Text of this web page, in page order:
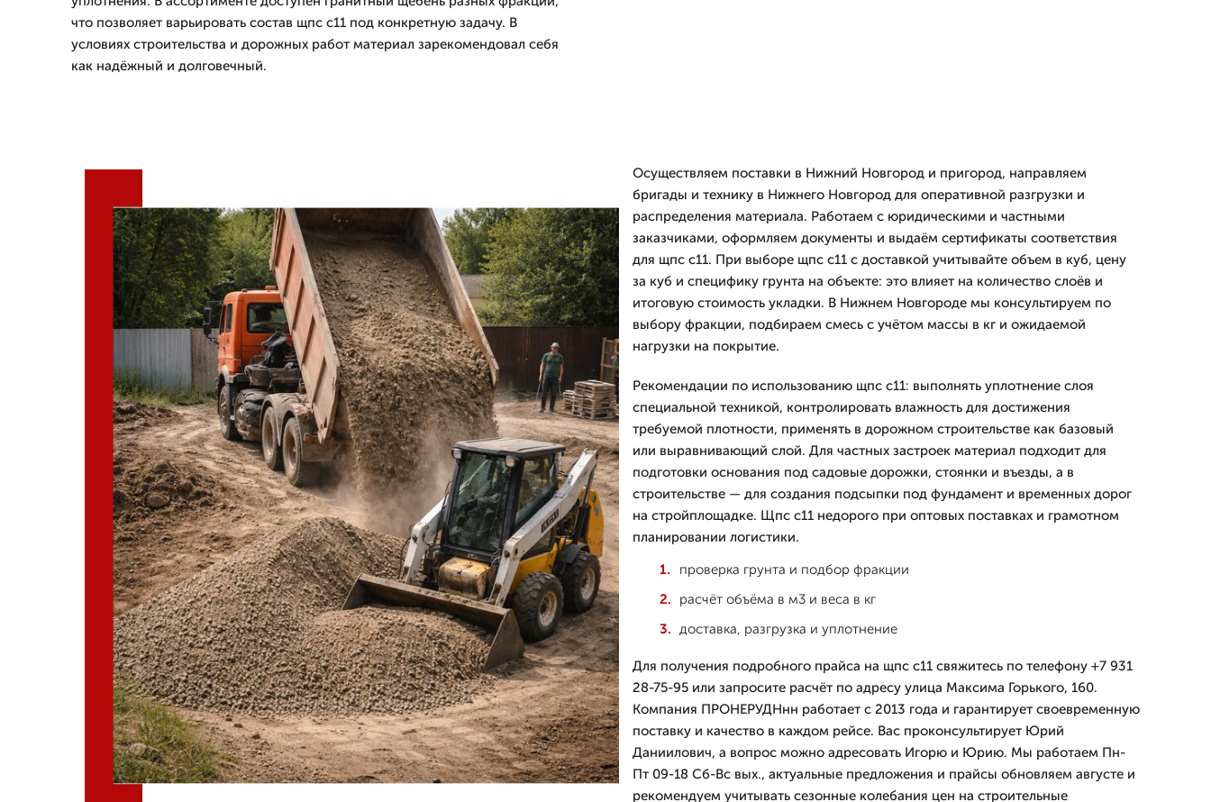
что позволяет варьировать состав щпс с11 под конкретную задачу. В
условиях строительства и дорожных работ материал зарекомендовал себя
как надёжный и долговечный.
Осуществляем поставки в Нижний Новгород и пригород, направляем
бригады и технику в Нижнего Новгород для оперативной разгрузки и
распределения материала. Работаем с юридическими и частными
заказчиками, оформляем документы и выдаём сертификаты соответствия
для щпс с11. При выборе щпс с11 с доставкой учитывайте объем в куб, цену
за куб и специфику грунта на объекте: это влияет на количество слоёв и
итоговую стоимость укладки. В Нижнем Новгороде мы консультируем по
выбору фракции, подбираем смесь с учётом массы в кг и ожидаемой
нагрузки на покрытие.
Рекомендации по использованию щпс с11: выполнять уплотнение слоя
специальной техникой, контролировать влажность для достижения
требуемой плотности, применять в дорожном строительстве как базовый
или выравнивающий слой. Для частных застроек материал подходит для
подготовки основания под садовые дорожки, стоянки и въезды, а в
строительстве — для создания подсыпки под фундамент и временных дорог
на стройплощадке. Щпс с11 недорого при оптовых поставках и грамотном
планировании логистики.
проверка грунта и подбор фракции
расчёт объёма в м3 и веса в кг
доставка, разгрузка и уплотнение
Для получения подробного прайса на щпс с11 свяжитесь по телефону +7 931
28-75-95 или запросите расчёт по адресу улица Максима Горького, 160.
Компания ПРОНЕРУДНнн работает с 2013 года и гарантирует своевременную
поставку и качество в каждом рейсе. Вас проконсультирует Юрий
Даниилович, а вопрос можно адресовать Игорю и Юрию. Мы работаем Пн-
Пт 09-18 Сб-Вс вых., актуальные предложения и прайсы обновляем августе и
рекомендуем учитывать сезонные колебания цен на строительные